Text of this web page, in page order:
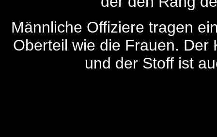
Männliche Offiziere tragen
Oberteil wie die Frauen. Der
und der Stoff ist